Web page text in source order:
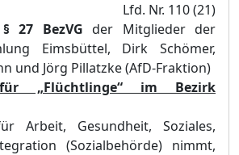
Lfd. Nr. 110 (21)
27 BezVG der Mitglieder der
Eimsbüttel, Dirk Schömer,
und Jörg Pillatzke (AfD-Fraktion)
„Flüchtlinge“ im Bezirk
Arbeit, Gesundheit, Soziales,
(Sozialbehörde) nimmt,